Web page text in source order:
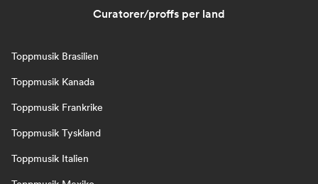
Curatorer/proffs per land
Toppmusik Brasilien
Toppmusik Kanada
Toppmusik Frankrike
Toppmusik Tyskland
Toppmusik Italien